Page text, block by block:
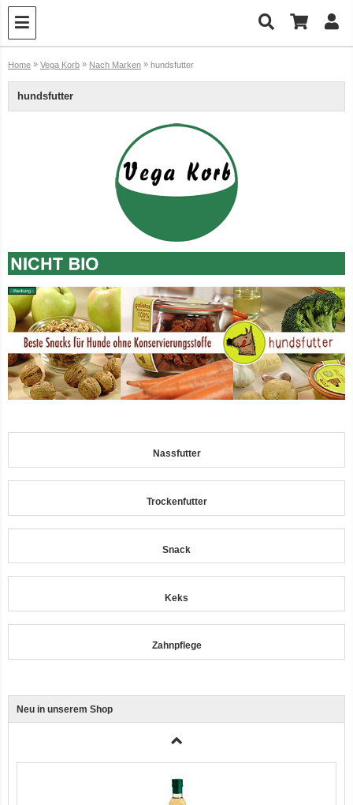
Home » Vega Korb » Nach Marken » hundsfutter
Neu in unserem Shop
7er-VE Bio Tee Wilde Brennnessel 60g Belt's Bio
12er-VE Ente, Reis und Karotten 400 g BioPur Bio Hundefutter
Ente, Reis und Karotten 400g BioPur Bio Hundefutter
hundsfutter
Nassfutter
Trockenfutter
Snack
Keks
Zahnpflege